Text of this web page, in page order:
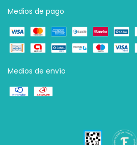
Medios de pago
Medios de envío